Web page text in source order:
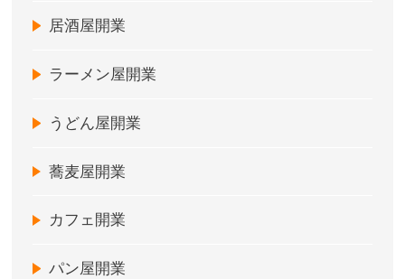
居酒屋開業
ラーメン屋開業
うどん屋開業
蕎麦屋開業
カフェ開業
パン屋開業